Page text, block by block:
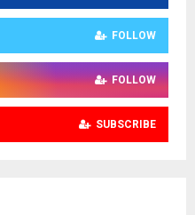
FOLLOW
FOLLOW
SUBSCRIBE